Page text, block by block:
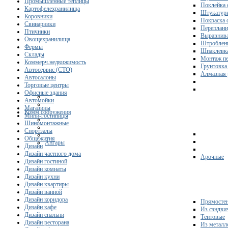
Поклейка
Покраска
Монтаж
Грунтовка
Алмазная
Комм.сооружения
Ангары
Арочные
Из
Тентовые
Из
Картофелехранилища
Коровники
Свинарники
Птичники
Овощехранилища
Фермы
Склады
Коммерч.недвижимость
Автосервис (СТО)
Автосалоны
Торговые центры
Офисные здания
Автомойки
Магазины
Мини-гостиницы
Шиномонтажные
Спортзалы
Общежития
Дизайн
Дизайн частного дома
Дизайн гостиной
Дизайн комнаты
Дизайн кухни
Дизайн квартиры
Дизайн ванной
Дизайн коридора
Дизайн кафе
Дизайн спальни
Дизайн ресторана